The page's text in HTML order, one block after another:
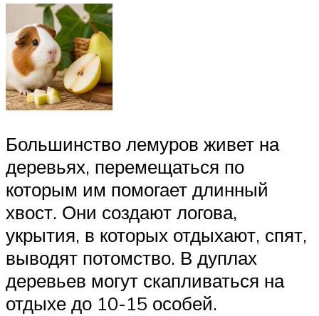
Большинство лемуров живет на
деревьях, перемещаться по
которым им помогает длинный
хвост. Они создают логова,
укрытия, в которых отдыхают, спят,
выводят потомство. В дуплах
деревьев могут скапливаться на
отдыхе до 10-15 особей.